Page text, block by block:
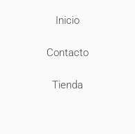
Inicio
Contacto
Tienda